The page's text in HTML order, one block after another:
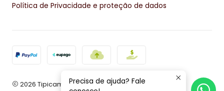
Política de Privacidade e proteção de dados
2026 Tipicamente.Precisa de ajuda? Fale